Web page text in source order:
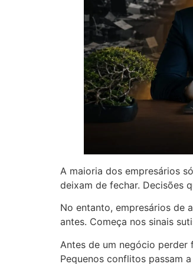
A maioria dos empresários
deixam de fechar. Decisões
No entanto, empresários de
antes. Começa nos sinais
Antes de um negócio perder
Pequenos conflitos passam